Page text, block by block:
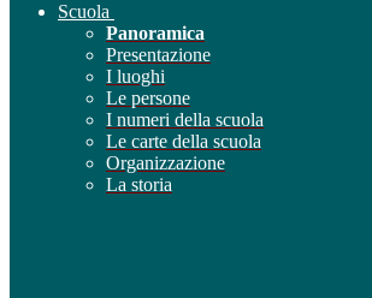
Scuola
Panoramica
Presentazione
I luoghi
Le persone
I numeri della scuola
Le carte della scuola
Organizzazione
La storia